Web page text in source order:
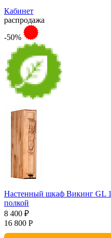
Кабинет
распродажа
-50%
Настенный шкаф Викинг GL
полкой
8 400 ₽
16 800 Р